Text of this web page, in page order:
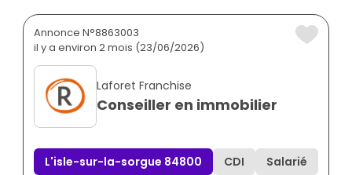
Annonce N°8863003
il y a environ 2 mois (23/06/2026)
Laforet Franchise
Conseiller en immobilier
L'isle-sur-la-sorgue 84800 CDI Salarié